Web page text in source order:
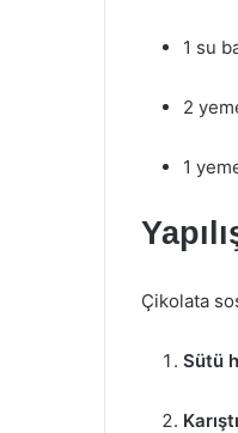
1 su
2
1
Çikolata
Sütü